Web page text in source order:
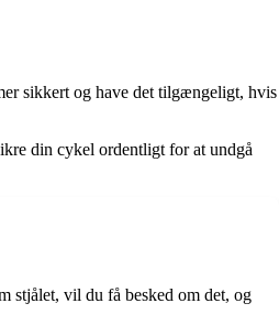
sikkert og have det tilgængeligt, hvis
din cykel ordentligt for at undgå
stjålet, vil du få besked om det, og